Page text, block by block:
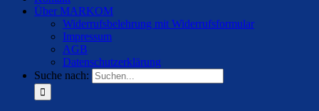
Über MARKOM
Widerrufsbelehrung mit Widerrufsformular
Impressum
AGB
Datenschutzerklärung
Suche nach: